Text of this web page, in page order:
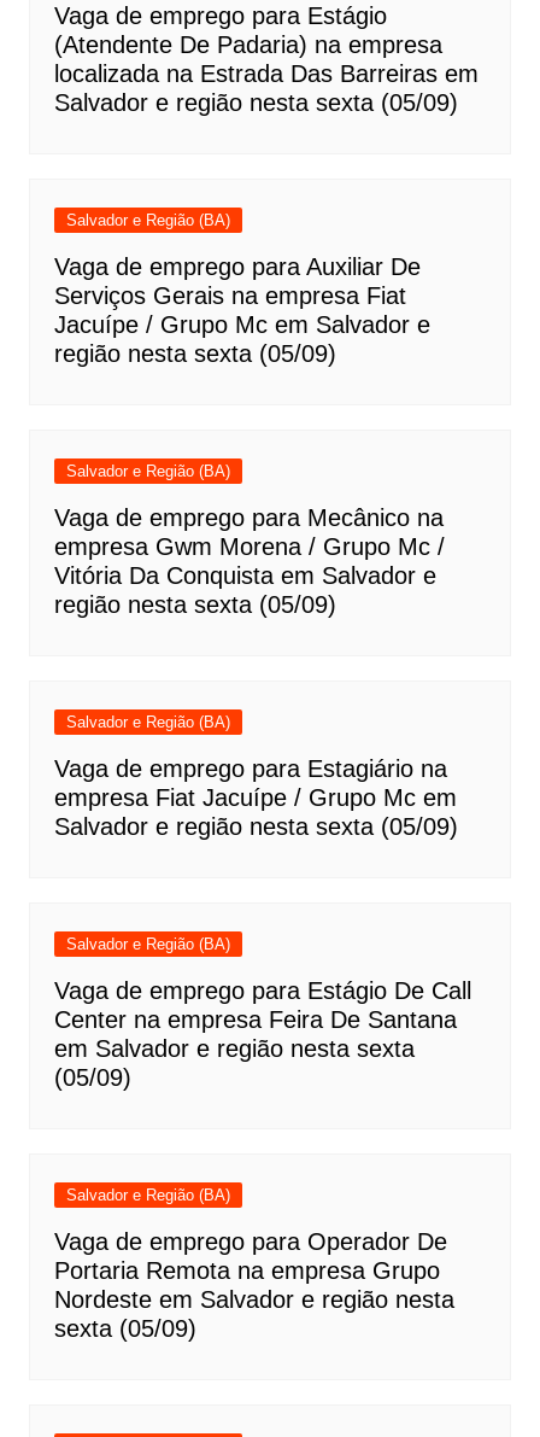
Vaga de emprego para Estágio
(Atendente De Padaria) na empresa
localizada na Estrada Das Barreiras em
Salvador e região nesta sexta (05/09)
Salvador e Região (BA)
Vaga de emprego para Auxiliar De
Serviços Gerais na empresa Fiat
Jacuípe / Grupo Mc em Salvador e
região nesta sexta (05/09)
Salvador e Região (BA)
Vaga de emprego para Mecânico na
empresa Gwm Morena / Grupo Mc /
Vitória Da Conquista em Salvador e
região nesta sexta (05/09)
Salvador e Região (BA)
Vaga de emprego para Estagiário na
empresa Fiat Jacuípe / Grupo Mc em
Salvador e região nesta sexta (05/09)
Salvador e Região (BA)
Vaga de emprego para Estágio De Call
Center na empresa Feira De Santana
em Salvador e região nesta sexta
(05/09)
Salvador e Região (BA)
Vaga de emprego para Operador De
Portaria Remota na empresa Grupo
Nordeste em Salvador e região nesta
sexta (05/09)